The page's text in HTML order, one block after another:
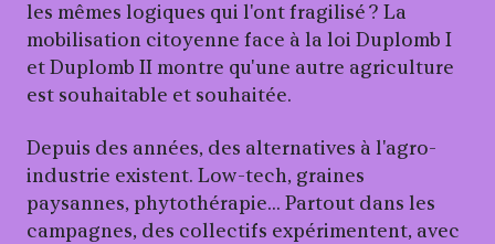
les mêmes logiques qui l'ont fragilisé ? La
mobilisation citoyenne face à la loi Duplomb I
et Duplomb II montre qu'une autre agriculture
est souhaitable et souhaitée.
Depuis des années, des alternatives à l'agro-
industrie existent. Low-tech, graines
paysannes, phytothérapie... Partout dans les
campagnes, des collectifs expérimentent, avec